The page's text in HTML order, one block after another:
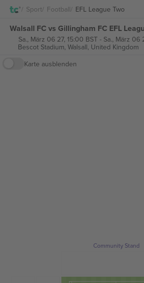
Sport Football EFL League Two
Sa., März 06 27, 15:00 BST- Sa., März 06
Bescot Stadium, Walsall, United Kingdom
Karte ausblenden
Community Stand